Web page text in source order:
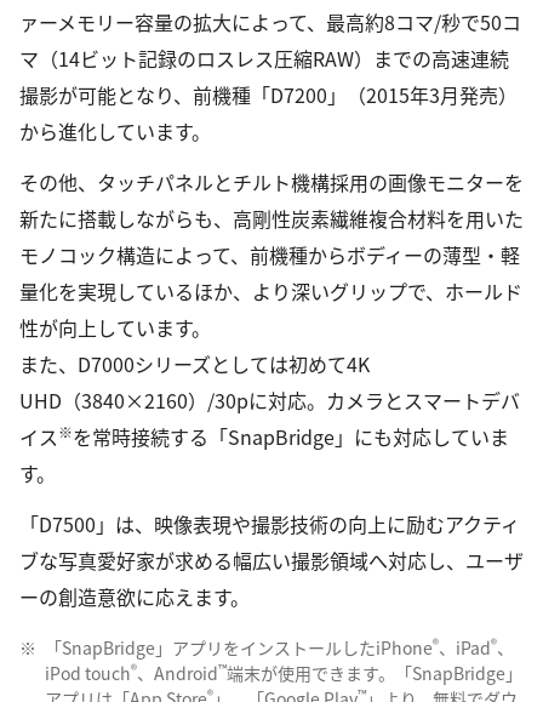
ァーメモリー容量の拡大によって、最高約8コマ/秒で50コ
マ（14ビット記録のロスレス圧縮RAW）までの高速連続
撮影が可能となり、前機種「D7200」（2015年3月発売）
から進化しています。
その他、タッチパネルとチルト機構採用の画像モニターを
新たに搭載しながらも、高剛性炭素繊維複合材料を用いた
モノコック構造によって、前機種からボディーの薄型・軽
量化を実現しているほか、より深いグリップで、ホールド
性が向上しています。
また、D7000シリーズとしては初めて4K
UHD（3840×2160）/30pに対応。カメラとスマートデバ
イス※を常時接続する「SnapBridge」にも対応していま
す。
「D7500」は、映像表現や撮影技術の向上に励むアクティ
ブな写真愛好家が求める幅広い撮影領域へ対応し、ユーザ
ーの創造意欲に応えます。
※ 「SnapBridge」アプリをインストールしたiPhone®、iPad®、
iPod touch®、Android™端末が使用できます。「SnapBridge」
® ™